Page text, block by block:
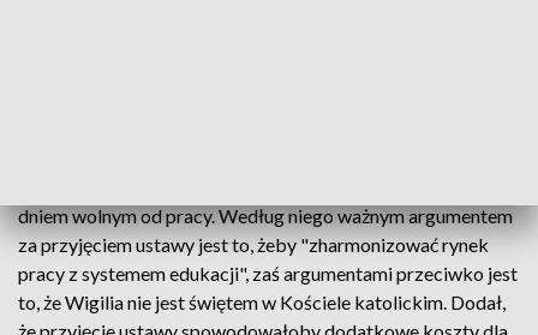
dniem wolnym od pracy. Według niego ważnym argumentem
za przyjęciem ustawy jest to, żeby "zharmonizować rynek
pracy z systemem edukacji", zaś argumentami przeciwko jest
to, że Wigilia nie jest świętem w Kościele katolickim. Dodał,